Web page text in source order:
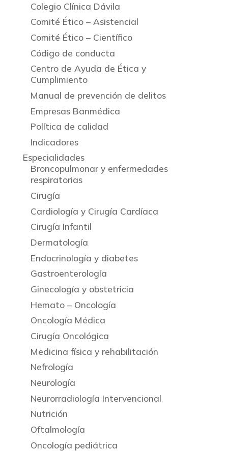
Colegio Clínica Dávila
Comité Ético – Asistencial
Comité Ético – Científico
Código de conducta
Centro de Ayuda de Ética y
Cumplimiento
Manual de prevención de delitos
Empresas Banmédica
Política de calidad
Indicadores
Especialidades
Broncopulmonar y enfermedades
respiratorias
Cirugía
Cardiología y Cirugía Cardíaca
Cirugía Infantil
Dermatología
Endocrinología y diabetes
Gastroenterología
Ginecología y obstetricia
Hemato – Oncología
Oncología Médica
Cirugía Oncológica
Medicina física y rehabilitación
Nefrología
Neurología
Neurorradiología Intervencional
Nutrición
Oftalmología
Oncología pediátrica